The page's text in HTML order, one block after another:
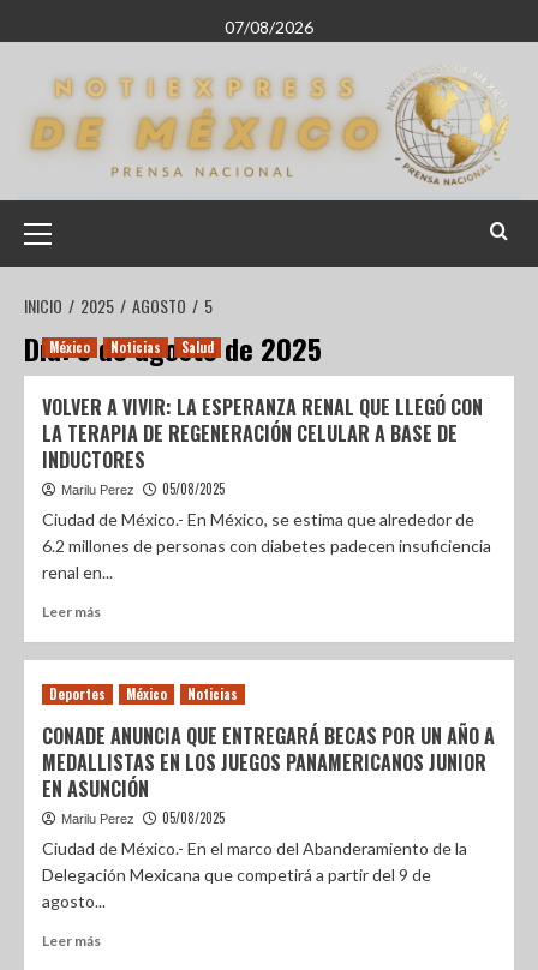
07/08/2026
INICIO 2025 AGOSTO 5
Día:5 de agosto de 2025
México Noticias Salud
VOLVER A VIVIR: LA ESPERANZA RENAL QUE LLEGÓ CON
LA TERAPIA DE REGENERACIÓN CELULAR A BASE DE
INDUCTORES
Marilu Perez 05/08/2025
Ciudad de México.- En México, se estima que alrededor de
6.2 millones de personas con diabetes padecen insuficiencia
renal en...
Leer más
Deportes México Noticias
CONADE ANUNCIA QUE ENTREGARÁ BECAS POR UN AÑO A
MEDALLISTAS EN LOS JUEGOS PANAMERICANOS JUNIOR
EN ASUNCIÓN
Marilu Perez 05/08/2025
Ciudad de México.- En el marco del Abanderamiento de la
Delegación Mexicana que competirá a partir del 9 de
agosto...
Leer más